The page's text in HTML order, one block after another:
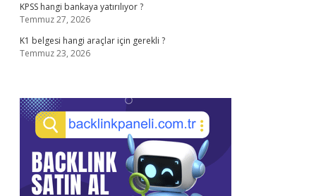
KPSS hangi bankaya yatırılıyor ?
Temmuz 27, 2026
K1 belgesi hangi araçlar için gerekli ?
Temmuz 23, 2026